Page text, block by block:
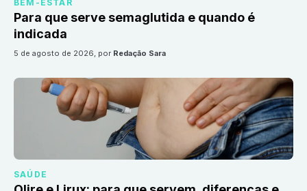
BEM-ESTAR
Para que serve semaglutida e quando é
indicada
5 de agosto de 2026, por Redação Sara
SAÚDE